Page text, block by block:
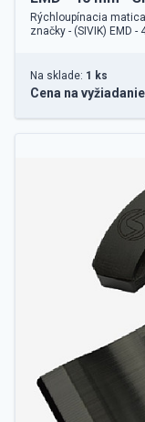
Rýchloupínacia
značky - (SIVIK) EMD -
Na sklade: 1 ks
Cena na vyžiadanie